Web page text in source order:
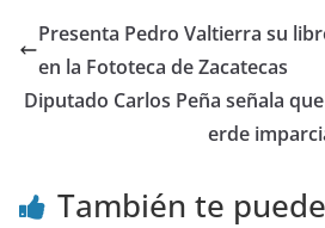
Presenta Pedro Valtierra su
en la Fototeca de Zacatecas
Diputado Carlos Peña señala
erde
También te